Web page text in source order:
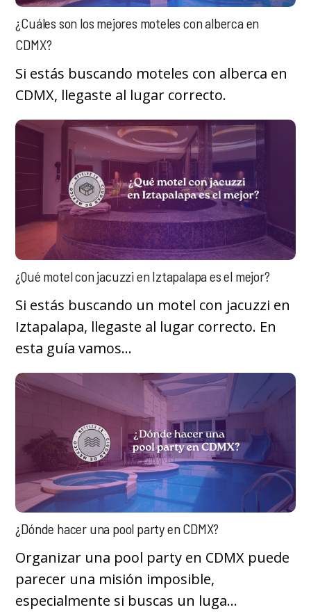
¿Cuáles son los mejores moteles con alberca en
CDMX?
Si estás buscando moteles con alberca en
CDMX, llegaste al lugar correcto.
¿Qué motel con jacuzzi en Iztapalapa es el mejor?
Si estás buscando un motel con jacuzzi en
Iztapalapa, llegaste al lugar correcto. En
esta guía vamos...
¿Dónde hacer una pool party en CDMX?
Organizar una pool party en CDMX puede
parecer una misión imposible,
especialmente si buscas un luga...